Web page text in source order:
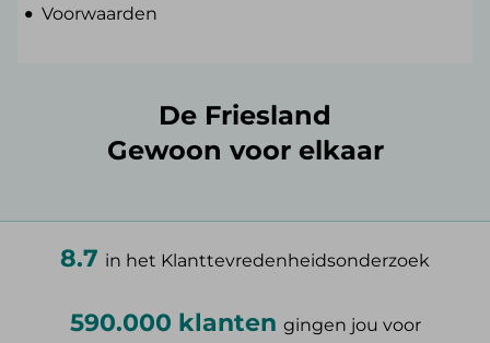
Voorwaarden
De Friesland
Gewoon voor elkaar
8.7 in het Klanttevredenheidsonderzoek
590.000 klanten gingen jou voor